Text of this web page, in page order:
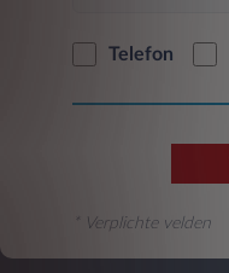
De verstrekte
1.B) om alleen
Telefon
* Verplichte velden